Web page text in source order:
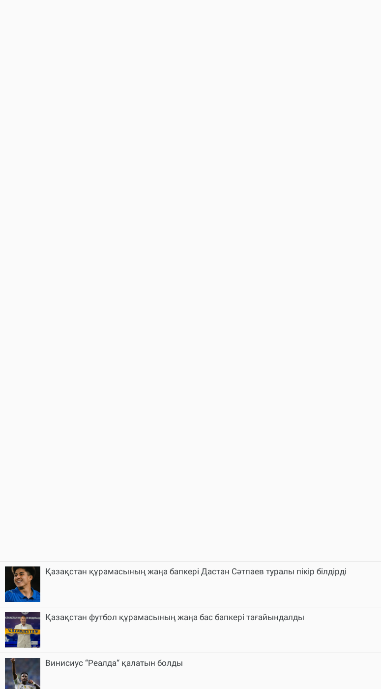
Қазақстан құрамасының жаңа бапкері Дастан Сәтпаев туралы пікір білдірді
Қазақстан футбол құрамасының жаңа бас бапкері тағайындалды
Винисиус “Реалда“ қалатын болды